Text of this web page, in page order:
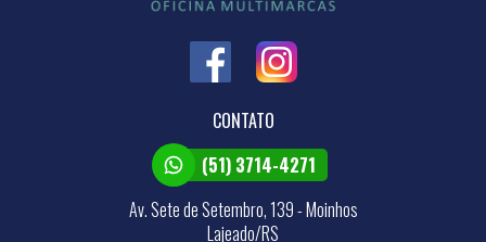
CONTATO
(51) 3714-4271
Av. Sete de Setembro, 139 - Moinhos
Lajeado/RS